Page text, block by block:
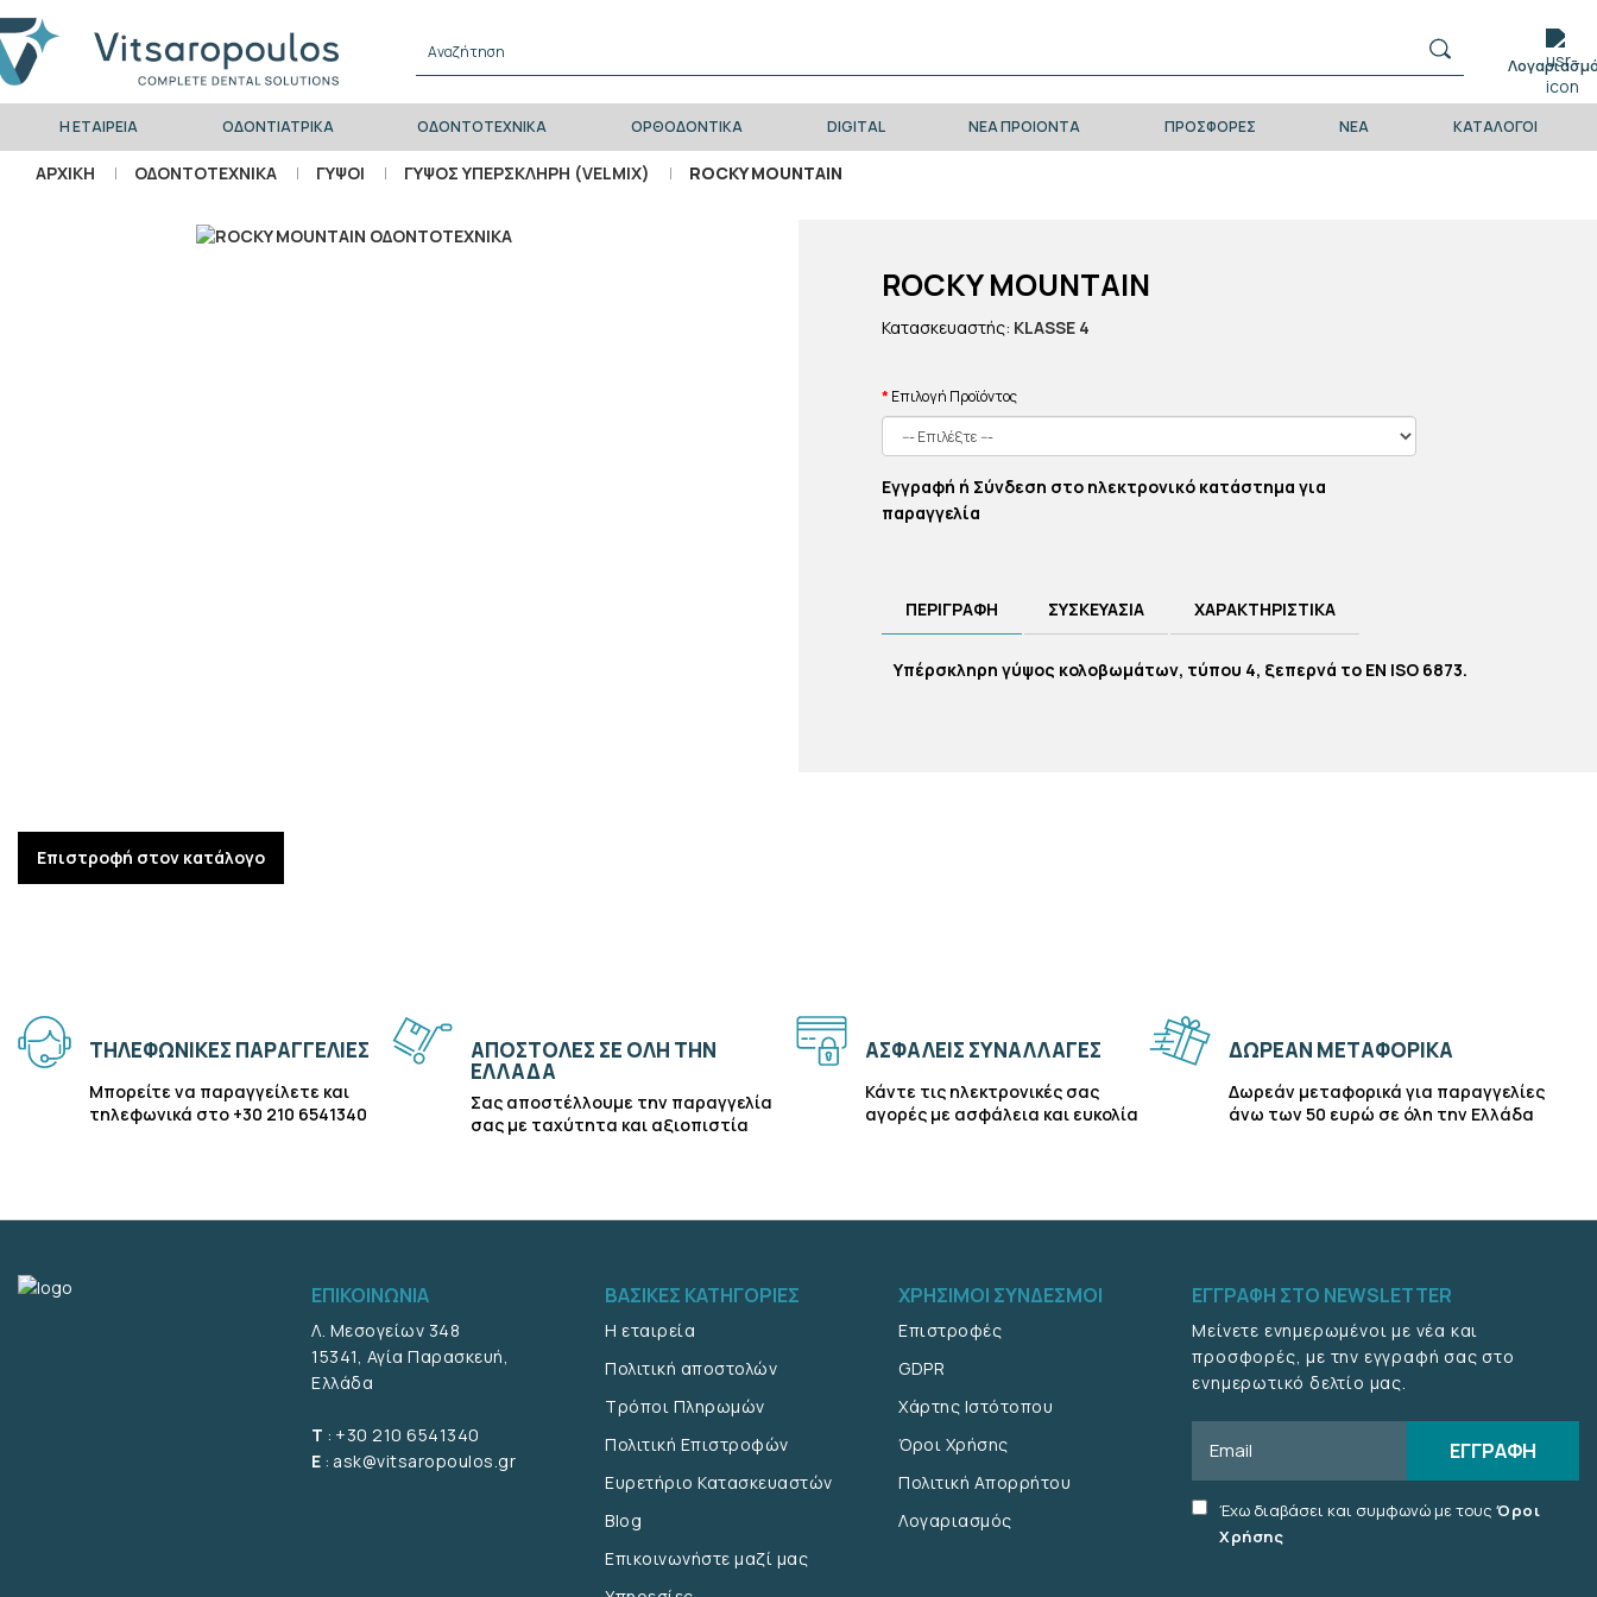
Η ΕΤΑΙΡΕΙΑ ΟΔΟΝΤΙΑΤΡΙΚΑ ΟΔΟΝΤΟΤΕΧΝΙΚΑ ΟΡΘΟΔΟΝΤΙΚΑ DIGITAL ΝΕΑ ΠΡΟΙΟΝΤΑ ΠΡΟΣΦΟΡΕΣ ΝΕΑ ΚΑΤΑΛΟΓΟΙ
ΑΡΧΙΚΗ ΟΔΟΝΤΟΤΕΧΝΙΚΑ ΓΥΨΟΙ ΓΥΨΟΣ ΥΠΕΡΣΚΛΗΡΗ (VELMIX) ROCKY MOUNTAIN
ROCKY MOUNTAIN
Κατασκευαστής: KLASSE 4
Επιλογή Προϊόντος
Εγγραφή ή Σύνδεση στο ηλεκτρονικό κατάστημα για
παραγγελία
ΠΕΡΙΓΡΑΦΗ ΣΥΣΚΕΥΑΣΙΑ ΧΑΡΑΚΤΗΡΙΣΤΙΚΑ
Υπέρσκληρη γύψος κολοβωμάτων, τύπου 4, ξεπερνά το EN ISO 6873.
Επιστροφή στον κατάλογο
ΤΗΛΕΦΩΝΙΚΕΣ ΠΑΡΑΓΓΕΛΙΕΣ
Μπορείτε να παραγγείλετε και
τηλεφωνικά στο +30 210 6541340
ΑΠΟΣΤΟΛΕΣ ΣΕ ΟΛΗ ΤΗΝ
ΕΛΛΑΔΑ
Σας αποστέλλουμε την παραγγελία
σας με ταχύτητα και αξιοπιστία
ΑΣΦΑΛΕΙΣ ΣΥΝΑΛΛΑΓΕΣ
Κάντε τις ηλεκτρονικές σας
αγορές με ασφάλεια και ευκολία
ΔΩΡΕΑΝ ΜΕΤΑΦΟΡΙΚΑ
Δωρεάν μεταφορικά για παραγγελίες
άνω των 50 ευρώ σε όλη την Ελλάδα
ΕΠΙΚΟΙΝΩΝΙΑ
Λ. Μεσογείων 348
15341, Αγία Παρασκευή,
Ελλάδα
T : +30 210 6541340
E : ask@vitsaropoulos.gr
ΒΑΣΙΚΕΣ ΚΑΤΗΓΟΡΙΕΣ
Η εταιρεία
Πολιτική αποστολών
Τρόποι Πληρωμών
Πολιτική Επιστροφών
Ευρετήριο Κατασκευαστών
Blog
Επικοινωνήστε μαζί μας
ΧΡΗΣΙΜΟΙ ΣΥΝΔΕΣΜΟΙ
Επιστροφές
GDPR
Χάρτης Ιστότοπου
Όροι Χρήσης
Πολιτική Απορρήτου
Λογαριασμός
ΕΓΓΡΑΦΗ ΣΤΟ NEWSLETTER
Μείνετε ενημερωμένοι με νέα και
προσφορές, με την εγγραφή σας στο
ενημερωτικό δελτίο μας.
ΕΓΓΡΑΦΗ
Accept
terms
Έχω διαβάσει και συμφωνώ με τουςΌροι
Χρήσης